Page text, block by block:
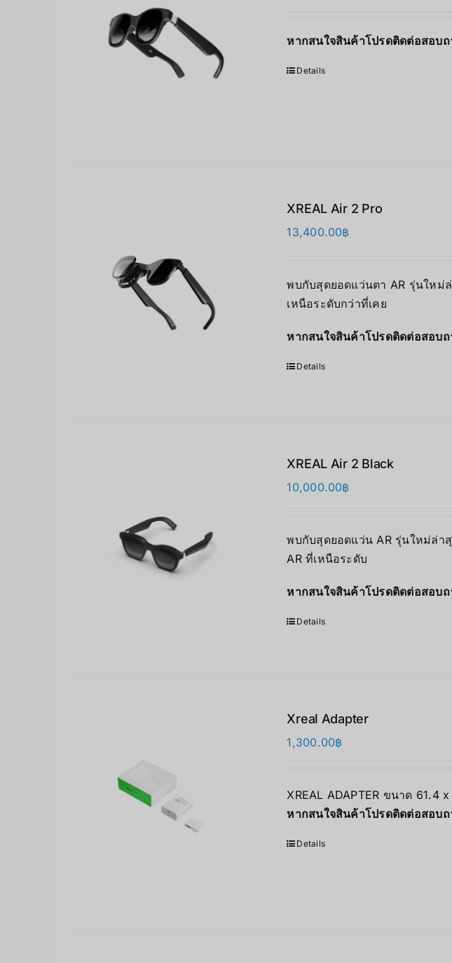
หากสนใจสินค้าโปรดติดต่อสอบถ
Details
XREAL Air 2 Pro
13,400.00฿
พบกับสุดยอดแว่นตา AR รุ่นใหม่
เหนือระดับกว่าที่เคย
หากสนใจสินค้าโปรดติดต่อสอบถ
Details
XREAL Air 2 Black
10,000.00฿
พบกับสุดยอดแว่น AR รุ่นใหม่ล่า
AR ที่เหนือระดับ
หากสนใจสินค้าโปรดติดต่อสอบถ
Details
Xreal Adapter
1,300.00฿
XREAL ADAPTER ขนาด
หากสนใจสินค้าโปรดติดต่อสอบถ
Details